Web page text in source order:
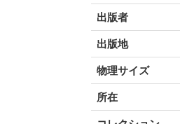
出版者
出版地
物理サイズ
所在